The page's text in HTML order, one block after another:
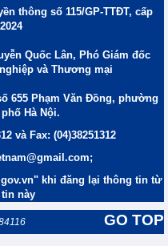
thông số 115/GP-TTĐT, cấp
Quốc Lân, Phó Giám đốc
và Thương mại
655 Phạm Văn Đồng, phường
Hà Nội.
và Fax: (04)38251312
khi đăng lại thông tin từ
này
GO TOP